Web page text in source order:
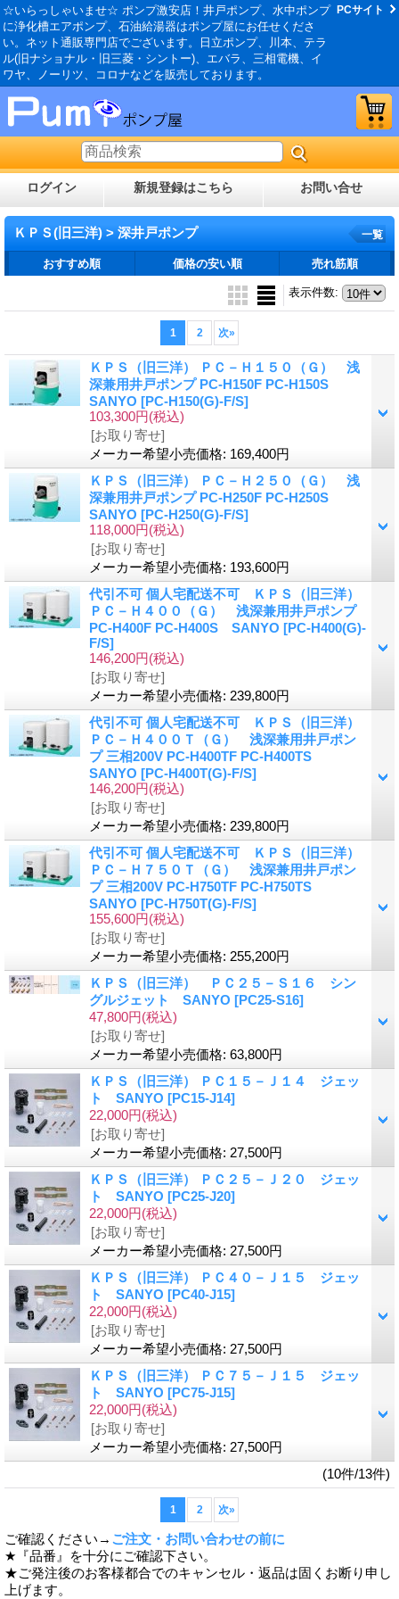
☆いらっしゃいませ☆ ポンプ激安店！井戸ポンプ、水中ポンプ
に浄化槽エアポンプ、石油給湯器はポンプ屋にお任せくださ
い。ネット通販専門店でございます。日立ポンプ、川本、テラ
ル(旧ナショナル・旧三菱・シントー)、エバラ、三相電機、イ
ワヤ、ノーリツ、コロナなどを販売しております。
PCサイト
ログイン 新規登録はこちら お問い合せ
ＫＰＳ(旧三洋) > 深井戸ポンプ 一覧
おすすめ順 価格の安い順 売れ筋順
表示件数:
1 2 次»
ＫＰＳ（旧三洋） ＰＣ－Ｈ１５０（Ｇ） 浅
深兼用井戸ポンプ PC-H150F PC-H150S
SANYO [PC-H150(G)-F/S]
103,300円(税込)
[お取り寄せ]
メーカー希望小売価格: 169,400円
ＫＰＳ（旧三洋） ＰＣ－Ｈ２５０（Ｇ） 浅
深兼用井戸ポンプ PC-H250F PC-H250S
SANYO [PC-H250(G)-F/S]
118,000円(税込)
[お取り寄せ]
メーカー希望小売価格: 193,600円
代引不可 個人宅配送不可 ＫＰＳ（旧三洋）
ＰＣ－Ｈ４００（Ｇ） 浅深兼用井戸ポンプ
PC-H400F PC-H400S SANYO [PC-H400(G)-
F/S]
146,200円(税込)
[お取り寄せ]
メーカー希望小売価格: 239,800円
代引不可 個人宅配送不可 ＫＰＳ（旧三洋）
ＰＣ－Ｈ４００Ｔ（Ｇ） 浅深兼用井戸ポン
プ 三相200V PC-H400TF PC-H400TS
SANYO [PC-H400T(G)-F/S]
146,200円(税込)
[お取り寄せ]
メーカー希望小売価格: 239,800円
代引不可 個人宅配送不可 ＫＰＳ（旧三洋）
ＰＣ－Ｈ７５０Ｔ（Ｇ） 浅深兼用井戸ポン
プ 三相200V PC-H750TF PC-H750TS
SANYO [PC-H750T(G)-F/S]
155,600円(税込)
[お取り寄せ]
メーカー希望小売価格: 255,200円
ＫＰＳ（旧三洋） ＰＣ２５－Ｓ１６ シン
グルジェット SANYO [PC25-S16]
47,800円(税込)
[お取り寄せ]
メーカー希望小売価格: 63,800円
ＫＰＳ（旧三洋） ＰＣ１５－Ｊ１４ ジェッ
ト SANYO [PC15-J14]
22,000円(税込)
[お取り寄せ]
メーカー希望小売価格: 27,500円
ＫＰＳ（旧三洋） ＰＣ２５－Ｊ２０ ジェッ
ト SANYO [PC25-J20]
22,000円(税込)
[お取り寄せ]
メーカー希望小売価格: 27,500円
ＫＰＳ（旧三洋） ＰＣ４０－Ｊ１５ ジェッ
ト SANYO [PC40-J15]
22,000円(税込)
[お取り寄せ]
メーカー希望小売価格: 27,500円
ＫＰＳ（旧三洋） ＰＣ７５－Ｊ１５ ジェッ
ト SANYO [PC75-J15]
22,000円(税込)
[お取り寄せ]
メーカー希望小売価格: 27,500円
(10件/13件)
1 2 次»
ご確認ください→ ご注文・お問い合わせの前に
★『品番』を十分にご確認下さい。
★ご発注後のお客様都合でのキャンセル・返品は固くお断り申し
上げます。